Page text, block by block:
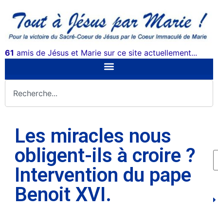
61 amis de Jésus et Marie sur ce site actuellement...
Les miracles nous
obligent-ils à croire ?
Intervention du pape
Benoit XVI.